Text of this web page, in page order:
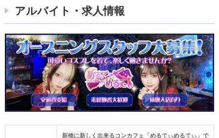
アルバイト・求人情報
新橋に新しく出来るコンカフェ「めるてぃめるてぃ」で